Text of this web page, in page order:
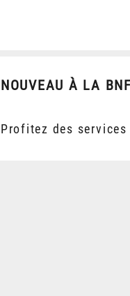
NOUVEAU À LA
Profitez des